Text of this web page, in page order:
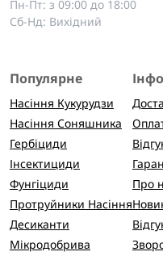
Пн-Пт: з 09:00 до 18:00
Сб-Нд: Вихідний
Популярне
Насіння Кукурудзи
Насіння Соняшника
Гербіциди
Інсектициди
Фунгіциди
Протруйники Насіння
Десиканти
Мікродобрива
Про